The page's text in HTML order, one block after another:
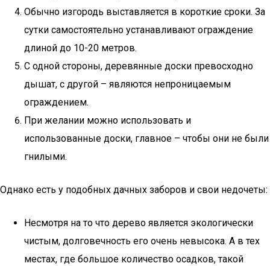
Обычно изгородь выставляется в короткие сроки. За
сутки самостоятельно устанавливают ограждение
длиной до 10-20 метров.
С одной стороны, деревянные доски превосходно
дышат, с другой – являются непроницаемым
ограждением.
При желании можно использовать и
использованные доски, главное – чтобы они не были
гнилыми.
Однако есть у подобных дачных заборов и свои недочеты:
Несмотря на то что дерево является экологически
чистым, долговечность его очень невысока. А в тех
местах, где большое количество осадков, такой